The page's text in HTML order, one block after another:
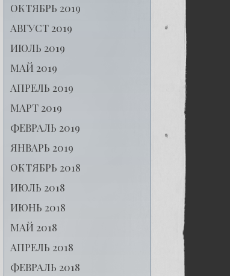
ОКТЯБРЬ 2019
АВГУСТ 2019
ИЮЛЬ 2019
МАЙ 2019
АПРЕЛЬ 2019
МАРТ 2019
ФЕВРАЛЬ 2019
ЯНВАРЬ 2019
ОКТЯБРЬ 2018
ИЮЛЬ 2018
ИЮНЬ 2018
МАЙ 2018
АПРЕЛЬ 2018
ФЕВРАЛЬ 2018